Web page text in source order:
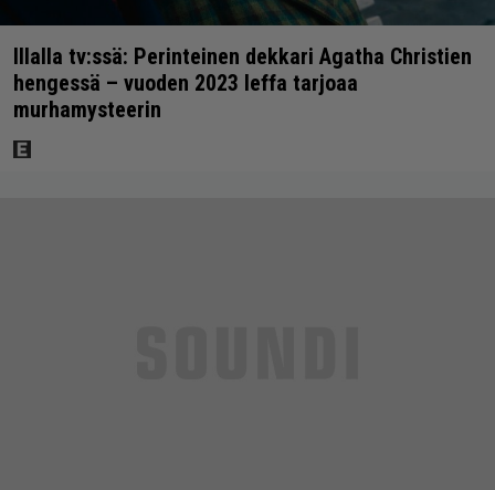
Illalla tv:ssä: Perinteinen dekkari Agatha Christien
hengessä – vuoden 2023 leffa tarjoaa
murhamysteerin